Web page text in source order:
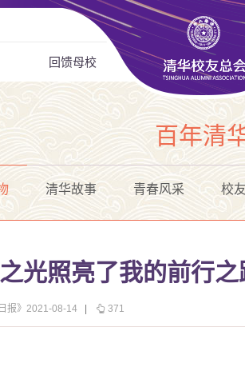
回馈母校
百年清
清华故事 青春风采 校
光照亮了我的前行之
报》2021-08-14 371